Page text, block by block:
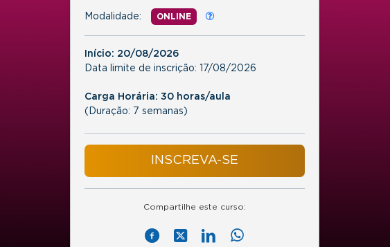
Modalidade: ONLINE
Início: 20/08/2026
Data limite de inscrição: 17/08/2026
Carga Horária: 30 horas/aula
(Duração: 7 semanas)
INSCREVA-SE
Compartilhe este curso: